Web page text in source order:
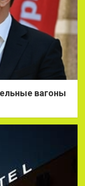
вагоны